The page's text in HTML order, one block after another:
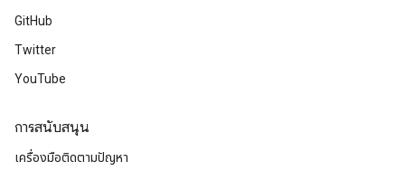
GitHub
Twitter
YouTube
การสนับสนุน
เครื่องมือติดตามปัญหา